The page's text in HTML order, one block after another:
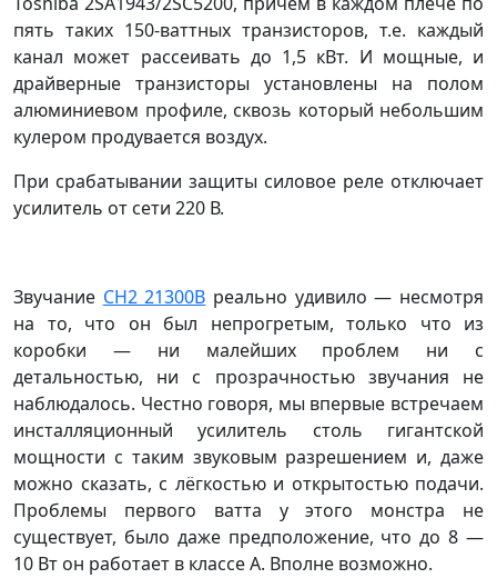
пять таких 150-ваттных транзисторов, т.е. каждый
канал может рассеивать до 1,5 кВт. И мощные, и
драйверные транзисторы установлены на полом
алюминиевом профиле, сквозь который небольшим
кулером продувается воздух.
При срабатывании защиты силовое реле отключает
усилитель от сети 220 В.
Звучание CH2 21300B реально удивило — несмотря
на то, что он был непрогретым, только что из
коробки — ни малейших проблем ни с
детальностью, ни с прозрачностью звучания не
наблюдалось. Честно говоря, мы впервые встречаем
инсталляционный усилитель столь гигантской
мощности с таким звуковым разрешением и, даже
можно сказать, с лёгкостью и открытостью подачи.
Проблемы первого ватта у этого монстра не
существует, было даже предположение, что до 8 —
10 Вт он работает в классе А. Вполне возможно.